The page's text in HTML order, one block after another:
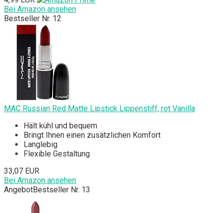
Bei Amazon ansehen
Bestseller Nr. 12
MAC Russian Red Matte Lipstick Lippenstiff, rot Vanilla
Hält kühl und bequem
Bringt Ihnen einen zusätzlichen Komfort
Langlebig
Flexible Gestaltung
33,07 EUR
Bei Amazon ansehen
AngebotBestseller Nr. 13